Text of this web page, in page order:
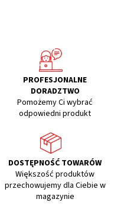
PROFESJONALNE
DORADZTWO
Pomożemy Ci wybrać
odpowiedni produkt
DOSTĘPNOŚĆ TOWARÓW
Większość produktów
przechowujemy dla Ciebie w
magazynie